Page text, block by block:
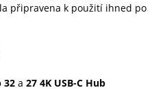
připravena k použití ihned po
32 a 27 4K USB-C Hub